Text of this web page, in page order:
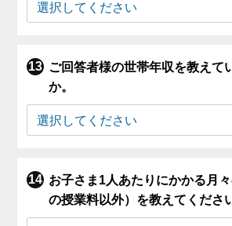
ご回答者様の世帯年収を教えて
か。
お子さま1人あたりにかかる月
の授業料以外）を教えてくださ